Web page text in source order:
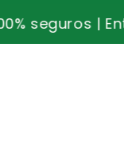
🚚⏳